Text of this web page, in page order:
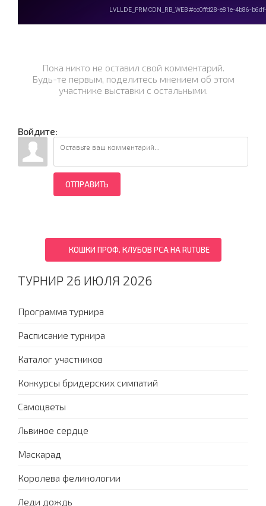
Пока никто не оставил свой комментарий.
Будь-те первым, поделитесь мнением об этом
участнике выставки с остальными.
Войдите:
ОТПРАВИТЬ
КОШКИ ПРОФ. КЛУБОВ PCA НА RUTUBE
ТУРНИР 26 ИЮЛЯ 2026
Программа турнира
Расписание турнира
Каталог участников
Конкурсы бридерских симпатий
Самоцветы
Львиное сердце
Маскарад
Королева фелинологии
Леди дождь